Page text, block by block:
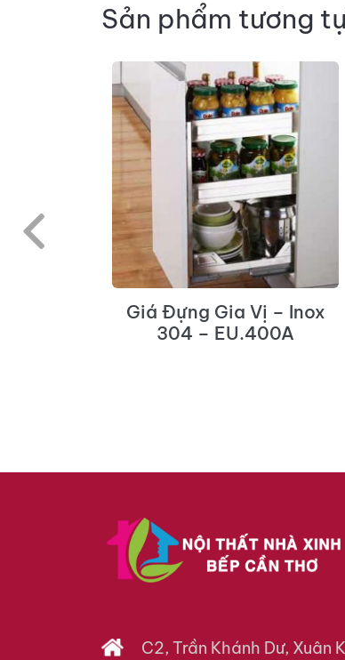
Sản phẩm tương
Giá Đựng Gia Vị – Inox
304 – EU.400A
C2, Trần Khánh Dư, Xuân